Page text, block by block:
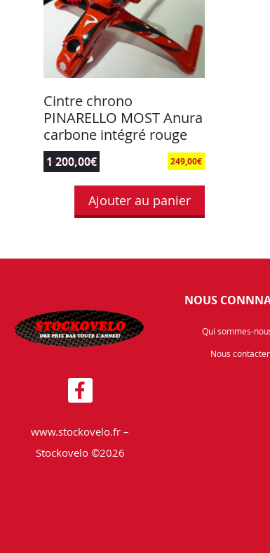
Cintre chrono
PINARELLO MOST Anura
carbone intégré rouge
1 200,00€ 249,00€
Ajouter au panier
www.stockovelo.fr –
Stockovelo ©2026
NOUS
Qui sommes-
Nous contacter